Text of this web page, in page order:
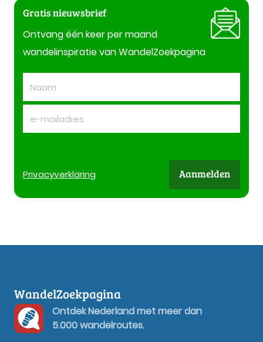
Gratis nieuwsbrief
Ontvang één keer per maand
wandelinspiratie van WandelZoekpagina
Privacyverklaring Aanmelden
WandelZoekpagina
Ontdek Nederland met meer dan
5.000 wandelroutes.